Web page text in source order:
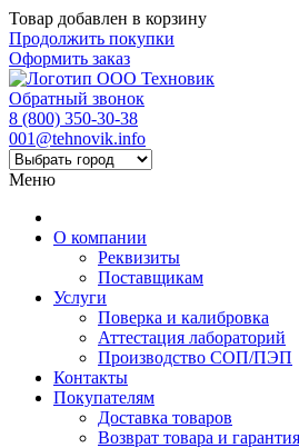
Товар добавлен в корзину
Продолжить покупки
Оформить заказ
Обратный звонок
8 (800) 350-30-38
001@tehnovik.info
Меню
О компании
Реквизиты
Поставщикам
Услуги
Поверка и калибровка
Аттестация лабораторий
Производство СОП/ПЭП
Контакты
Покупателям
Доставка товаров
Возврат товара и гарантия